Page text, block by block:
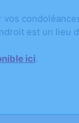
est un lieu
ici.